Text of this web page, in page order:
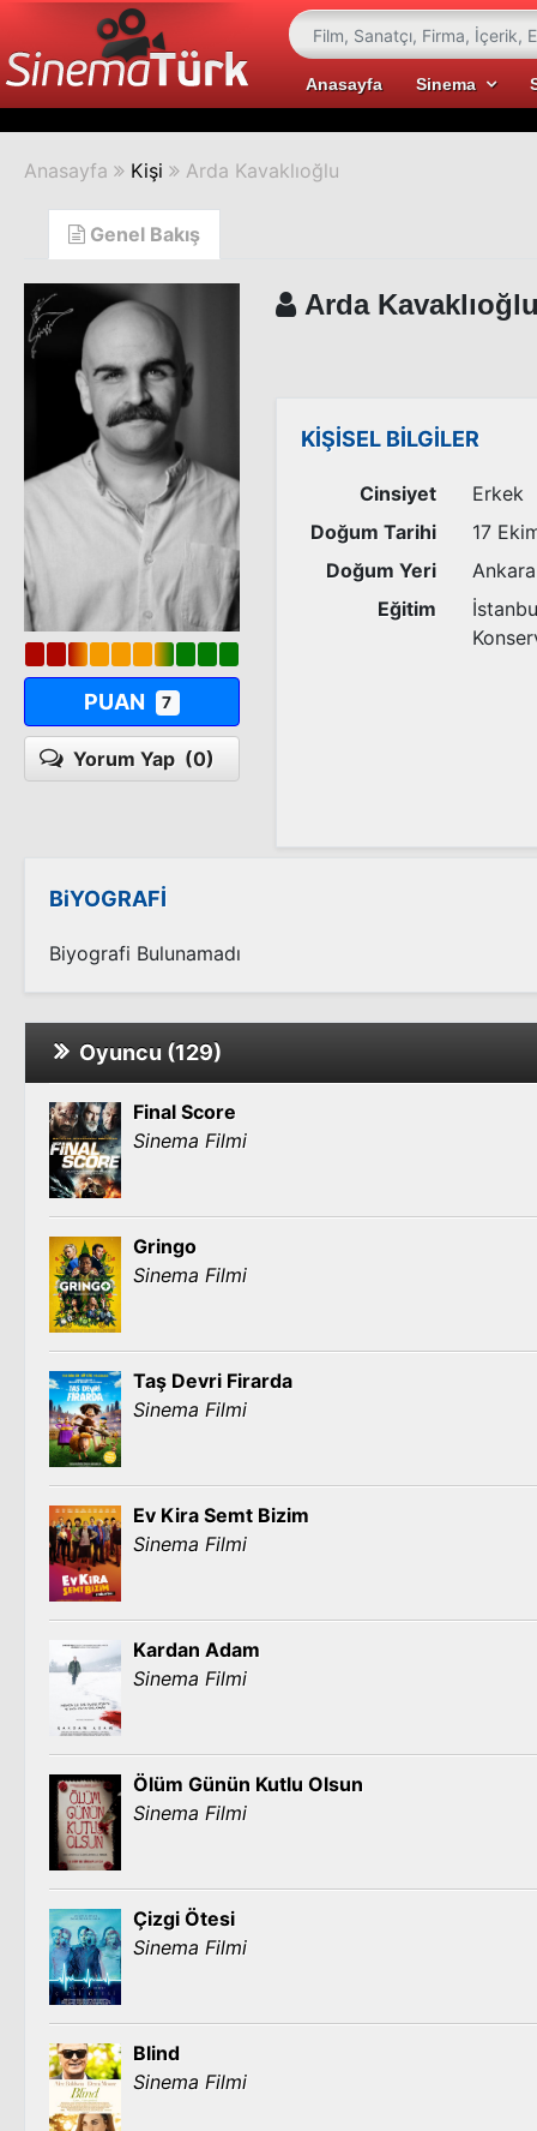
Anasayfa Sinema
Anasayfa Kişi Arda Kavaklıoğlu
Genel Bakış
PUAN 7
Yorum Yap (0)
Arda
KİŞİSEL BİLGİLER
Cinsiyet
Erkek
Doğum Tarihi
17
Doğum Yeri
Ankara
Eğitim
BiYOGRAFİ
Biyografi Bulunamadı
Oyuncu (129)
Final Score
Sinema Filmi
Gringo
Sinema Filmi
Taş Devri Firarda
Sinema Filmi
Ev Kira Semt Bizim
Sinema Filmi
Kardan Adam
Sinema Filmi
Ölüm Günün Kutlu Olsun
Sinema Filmi
Çizgi Ötesi
Sinema Filmi
Blind
Sinema Filmi